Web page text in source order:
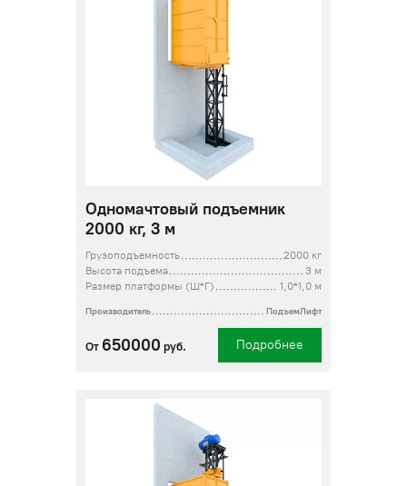
Одномачтовый подъемник
2000 кг, 3 м
Грузоподъемность
2000 кг
Высота подъема
3 м
Размер платформы (Ш*Г)
1,0*1,0 м
Производитель ПодъемЛифт
От 650000 руб. Подробнее